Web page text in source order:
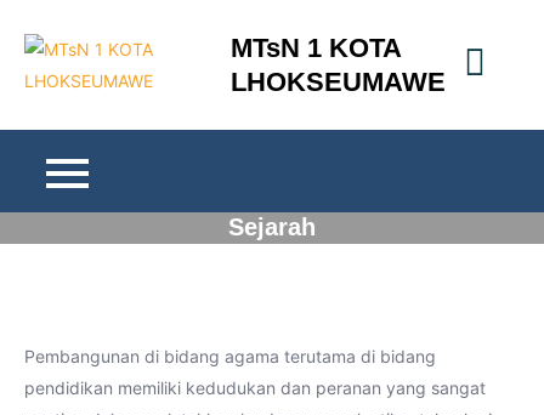
content
MTsN 1 KOTA
LHOKSEUMAWE
Sejarah
Pembangunan di bidang agama terutama di bidang
pendidikan memiliki kedudukan dan peranan yang sangat